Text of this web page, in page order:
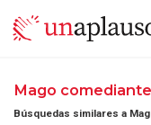
Mago
Búsquedas similares a